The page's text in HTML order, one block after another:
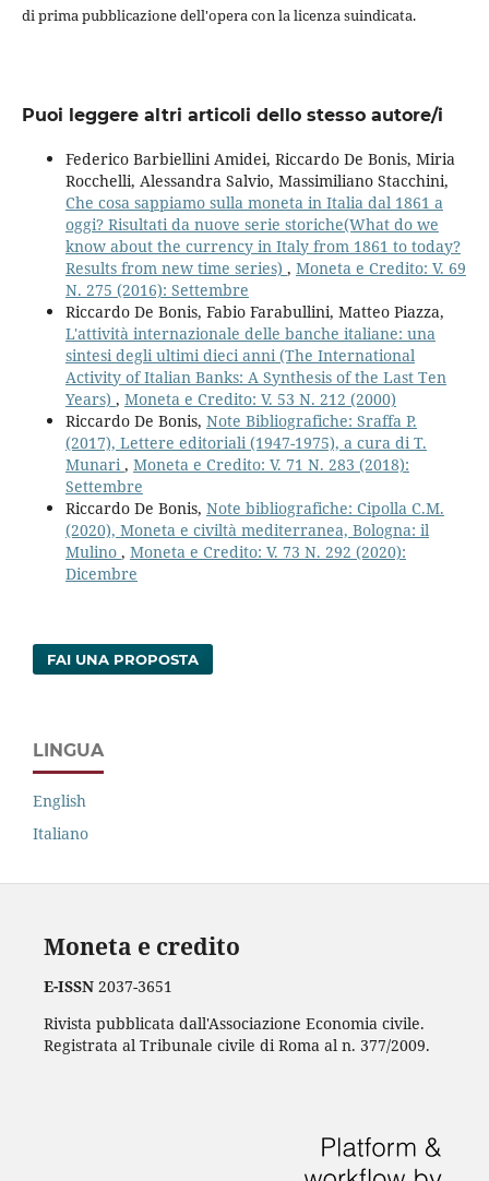
di prima pubblicazione dell'opera con la licenza suindicata.
Puoi leggere altri articoli dello stesso autore/i
Federico Barbiellini Amidei, Riccardo De Bonis, Miria
Rocchelli, Alessandra Salvio, Massimiliano Stacchini,
Che cosa sappiamo sulla moneta in Italia dal 1861 a
oggi? Risultati da nuove serie storiche(What do we
know about the currency in Italy from 1861 to today?
Results from new time series) , Moneta e Credito: V. 69
N. 275 (2016): Settembre
Riccardo De Bonis, Fabio Farabullini, Matteo Piazza,
L'attività internazionale delle banche italiane: una
sintesi degli ultimi dieci anni (The International
Activity of Italian Banks: A Synthesis of the Last Ten
Years) , Moneta e Credito: V. 53 N. 212 (2000)
Riccardo De Bonis, Note Bibliografiche: Sraffa P.
(2017), Lettere editoriali (1947-1975), a cura di T.
Munari , Moneta e Credito: V. 71 N. 283 (2018):
Settembre
Riccardo De Bonis, Note bibliografiche: Cipolla C.M.
(2020), Moneta e civiltà mediterranea, Bologna: il
Mulino , Moneta e Credito: V. 73 N. 292 (2020):
Dicembre
FAI UNA PROPOSTA
LINGUA
English
Italiano
Moneta e credito
E-ISSN2037-3651
Rivista pubblicata dall'Associazione Economia civile.
Registrata al Tribunale civile di Roma al n. 377/2009.